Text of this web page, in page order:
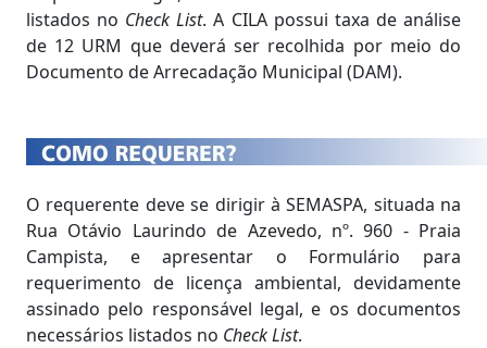
listados no Check List. A CILA possui taxa de análise
de 12 URM que deverá ser recolhida por meio do
Documento de Arrecadação Municipal (DAM).
O requerente deve se dirigir à SEMASPA, situada na
Rua Otávio Laurindo de Azevedo, nº. 960 - Praia
Campista, e apresentar o Formulário para
requerimento de licença ambiental, devidamente
assinado pelo responsável legal, e os documentos
necessários listados no Check List.